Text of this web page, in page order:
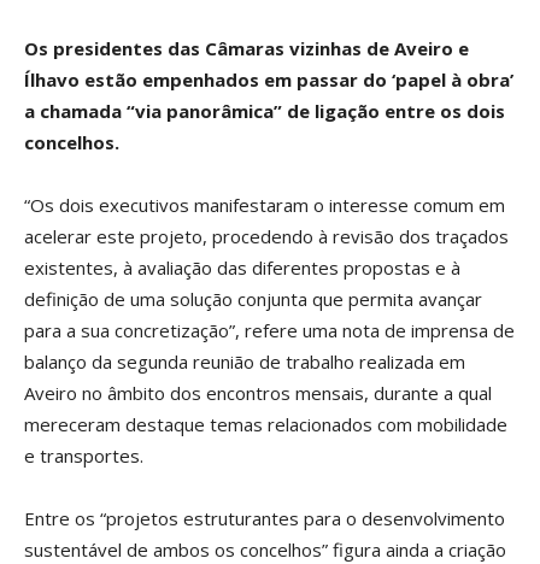
Os presidentes das Câmaras vizinhas de Aveiro e
Ílhavo estão empenhados em passar do ‘papel à obra’
a chamada “via panorâmica” de ligação entre os dois
concelhos.
“Os dois executivos manifestaram o interesse comum em
acelerar este projeto, procedendo à revisão dos traçados
existentes, à avaliação das diferentes propostas e à
definição de uma solução conjunta que permita avançar
para a sua concretização”, refere uma nota de imprensa de
balanço da segunda reunião de trabalho realizada em
Aveiro no âmbito dos encontros mensais, durante a qual
mereceram destaque temas relacionados com mobilidade
e transportes.
Entre os “projetos estruturantes para o desenvolvimento
sustentável de ambos os concelhos” figura ainda a criação